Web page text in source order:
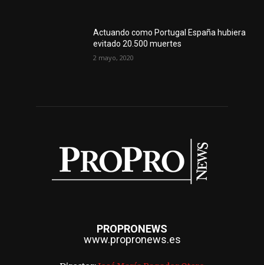
Actuando como Portugal España hubiera
evitado 20.500 muertes
2 mayo, 2020
PROPRONEWS
www.propronews.es